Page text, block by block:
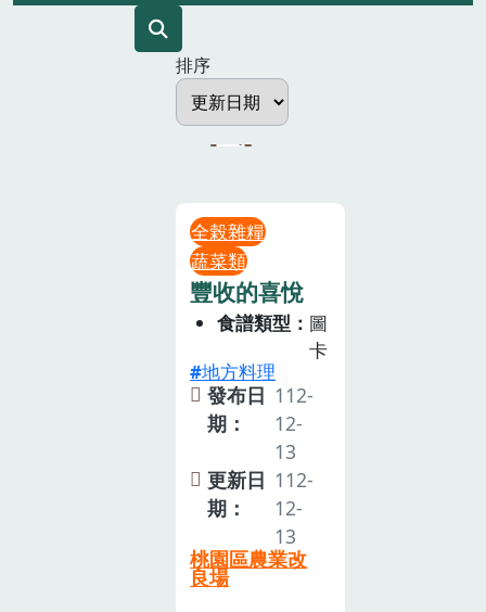
排序
全榖雜糧
蔬菜類
豐收的喜悅
食譜類型
圖
卡
地方料理
發布日
期：
112-
12-
13
更新日
期：
112-
12-
13
桃園區農業改
良場